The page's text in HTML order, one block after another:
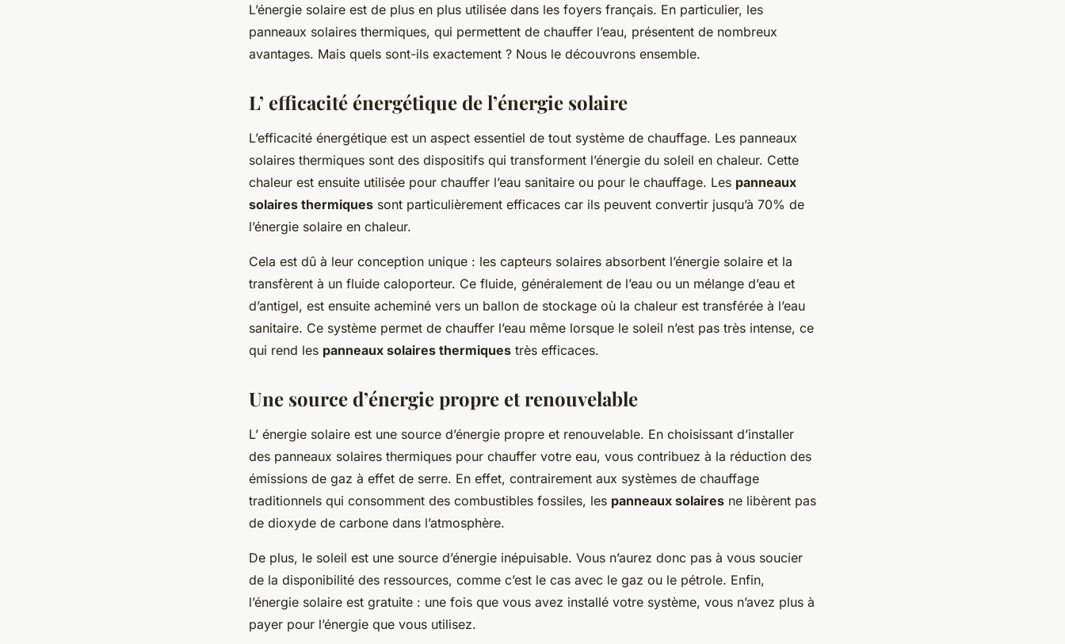
L’énergie solaire est de plus en plus utilisée dans les foyers français. En particulier, les
panneaux solaires thermiques, qui permettent de chauffer l’eau, présentent de nombreux
avantages. Mais quels sont-ils exactement ? Nous le découvrons ensemble.
L’ efficacité énergétique de l’énergie solaire
L’efficacité énergétique est un aspect essentiel de tout système de chauffage. Les panneaux
solaires thermiques sont des dispositifs qui transforment l’énergie du soleil en chaleur. Cette
chaleur est ensuite utilisée pour chauffer l’eau sanitaire ou pour le chauffage. Les panneaux
solaires thermiques sont particulièrement efficaces car ils peuvent convertir jusqu’à 70% de
l’énergie solaire en chaleur.
Cela est dû à leur conception unique : les capteurs solaires absorbent l’énergie solaire et la
transfèrent à un fluide caloporteur. Ce fluide, généralement de l’eau ou un mélange d’eau et
d’antigel, est ensuite acheminé vers un ballon de stockage où la chaleur est transférée à l’eau
sanitaire. Ce système permet de chauffer l’eau même lorsque le soleil n’est pas très intense, ce
qui rend les panneaux solaires thermiques très efficaces.
Une source d’énergie propre et renouvelable
L’ énergie solaire est une source d’énergie propre et renouvelable. En choisissant d’installer
des panneaux solaires thermiques pour chauffer votre eau, vous contribuez à la réduction des
émissions de gaz à effet de serre. En effet, contrairement aux systèmes de chauffage
traditionnels qui consomment des combustibles fossiles, les panneaux solaires ne libèrent pas
de dioxyde de carbone dans l’atmosphère.
De plus, le soleil est une source d’énergie inépuisable. Vous n’aurez donc pas à vous soucier
de la disponibilité des ressources, comme c’est le cas avec le gaz ou le pétrole. Enfin,
l’énergie solaire est gratuite : une fois que vous avez installé votre système, vous n’avez plus à
payer pour l’énergie que vous utilisez.